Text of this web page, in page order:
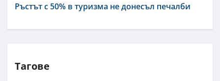
Ръстът с 50% в туризма не донесъл печалби
Тагове